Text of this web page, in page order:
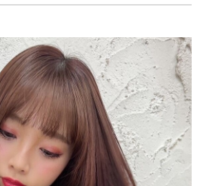
店（カイノ ウメダテン）
（モザイク）
（ルッカヨドヤバシ）
ーバーサーティーン）
（リリース）
屋町（アロッタウメダチャヤマチ）